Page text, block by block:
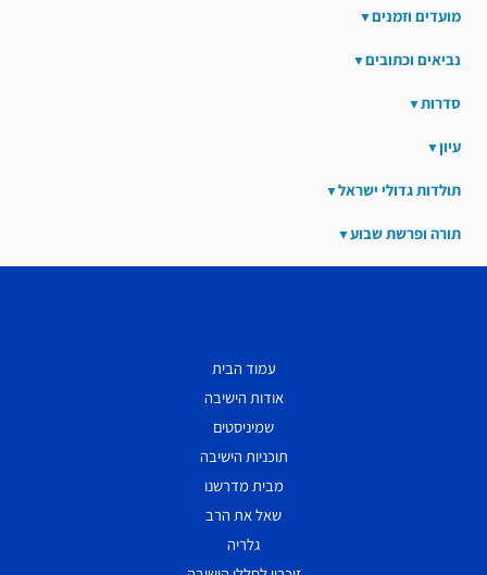
מועדים וזמנים
נביאים וכתובים
סדרות
עיון
תולדות גדולי ישראל
תורה ופרשת שבוע
עמוד הבית
אודות הישיבה
שמיניסטים
תוכניות הישיבה
מבית מדרשנו
שאל את הרב
גלריה